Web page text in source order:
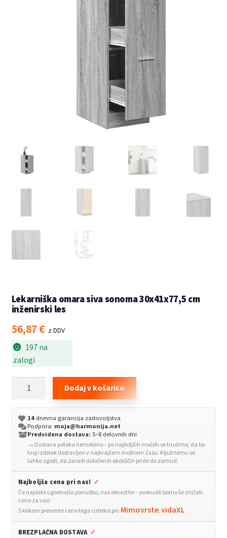
Lekarniška omara siva sonoma 30x41x77,5 cm
inženirski les
56,87 € z DDV
197 na
zalogi
siva
sonoma
30x41x77,5
inženirski
količina
Dodaj v košarico
14dnevna garancija zadovoljstva
Podpora: moja@harmonija.net
Predvidena dostava: 5–8 delovnih dni
→ Dostava poteka nemoteno – po najboljših močeh se trudimo, da bo
tvoj izdelek dostavljen v najkrajšem možnem času. Kljub temu se
lahko zgodi, da zaradi določenih okoliščin pride do zamud.
Najboljša cena pri nas! ✓
Če najdete ugodnejšo ponudbo, nas obvestite – poskusili bomo še znižati
ceno za vas!
S klikom preverite ceno tega izdelka pri: Mimovrste, vidaXL
BREZPLAČNA DOSTAVA ✓